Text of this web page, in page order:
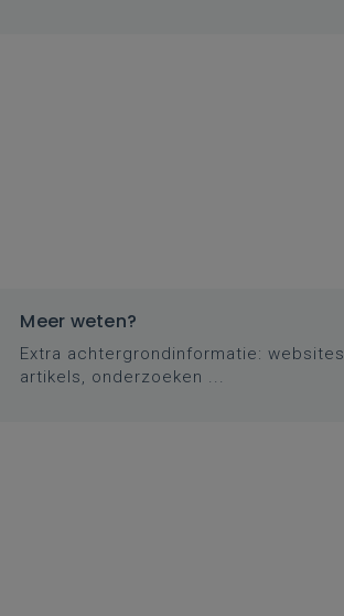
Meer weten?
Extra achtergrondinformatie: websites,
artikels, onderzoeken ...